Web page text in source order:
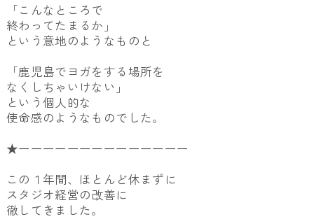
「こんなところで
終わってたまるか」
という意地のようなものと
「鹿児島でヨガをする場所を
なくしちゃいけない」
という個人的な
使命感のようなものでした。
★ーーーーーーーーーーーーーー
この１年間、ほとんど休まずに
スタジオ経営の改善に
徹してきました。